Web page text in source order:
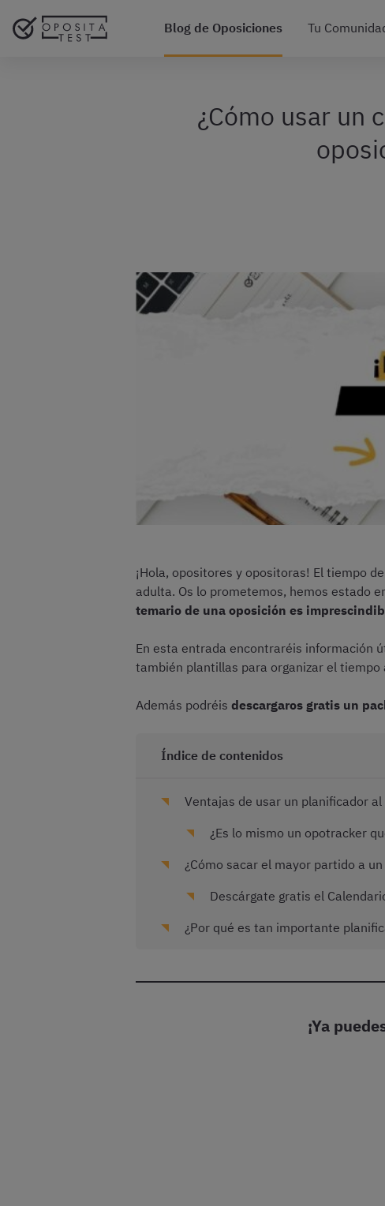
Blog de Oposiciones Tu
¿Cómo usar un
¡Hola, opositores y opositoras! El tiempo
adulta. Os lo prometemos, hemos estado
temario de una oposición es
En esta entrada encontraréis información
también plantillas para organizar el tiempo
Además podréis descargaros gratis un
Índice de contenidos
Ventajas de usar un planificador
¿Es lo mismo un opotracker
¿Cómo sacar el mayor partido a
Descárgate gratis el
¿Por qué es tan importante
¡Ya